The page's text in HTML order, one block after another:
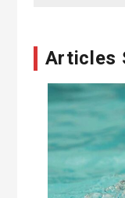
Articles